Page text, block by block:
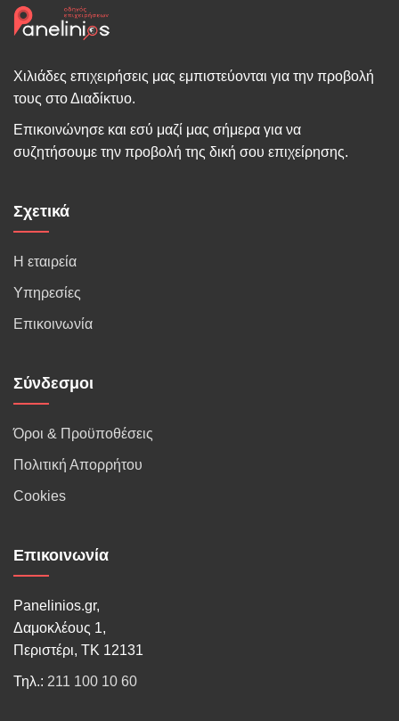
Χιλιάδες επιχειρήσεις μας εμπιστεύονται για την προβολή
τους στο Διαδίκτυο.
Επικοινώνησε και εσύ μαζί μας σήμερα για να
συζητήσουμε την προβολή της δική σου επιχείρησης.
Σχετικά
Η εταιρεία
Υπηρεσίες
Επικοινωνία
Σύνδεσμοι
Όροι & Προϋποθέσεις
Πολιτική Απορρήτου
Cookies
Επικοινωνία
Panelinios.gr,
Δαμοκλέους 1,
Περιστέρι, ΤΚ 12131
Τηλ.: 211 100 10 60